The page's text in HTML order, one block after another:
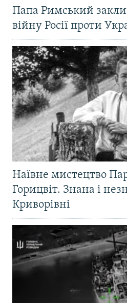
Папа Римський
війну Росії проти
Наївне мистецтво
Горицвіт. Знана і
Криворівні